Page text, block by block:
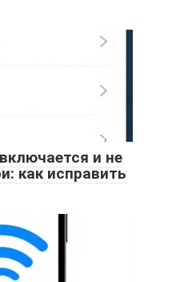
и не
как исправить